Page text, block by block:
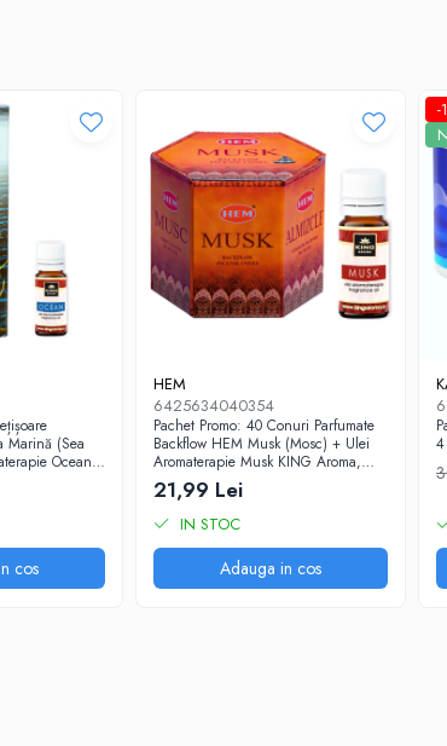
Marină (Sea
Ocean
cos
HEM
6425634040354
Pachet Promo: 40 Conuri Parfumate
Backflow HEM Musk (Mosc) + Ulei
Aromaterapie Musk KING Aroma,
10ml
21,99 Lei
IN STOC
Adauga in cos
-